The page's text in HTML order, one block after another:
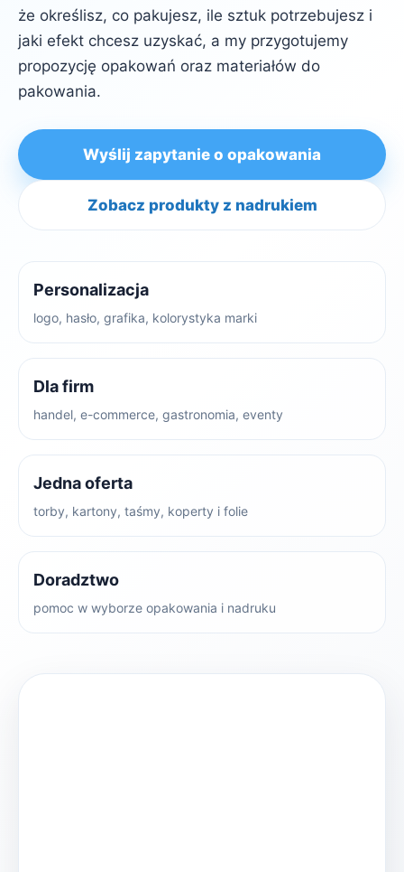
że określisz, co pakujesz, ile sztuk potrzebujesz i
jaki efekt chcesz uzyskać, a my przygotujemy
propozycję opakowań oraz materiałów do
pakowania.
Wyślij zapytanie o opakowania
Zobacz produkty z nadrukiem
Personalizacja
logo, hasło, grafika, kolorystyka marki
Dla firm
handel, e-commerce, gastronomia, eventy
Jedna oferta
torby, kartony, taśmy, koperty i folie
Doradztwo
pomoc w wyborze opakowania i nadruku